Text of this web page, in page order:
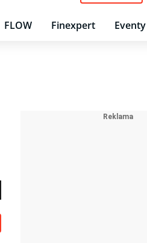
FLOW Finexpert Eventy